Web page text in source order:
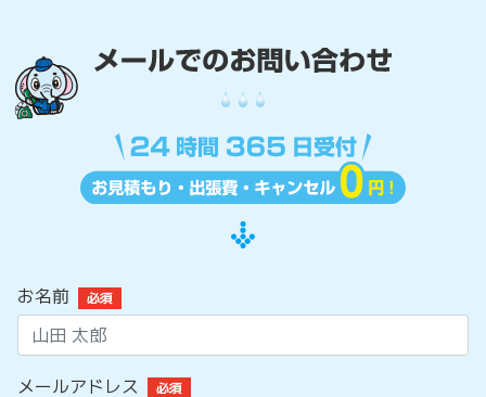
お名前 必須
メールアドレス 必須